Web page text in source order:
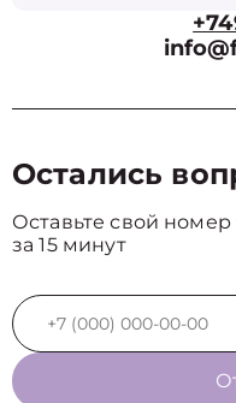
Остались
Оставьте свой
за 15 минут